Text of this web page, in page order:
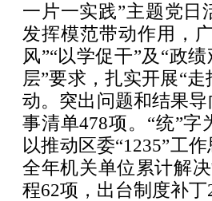
一片一实践”主题党日
发挥模范带动作用，
风”“以学促干”及“政
层”要求，扎实开展“
动。突出问题和结果
事清单478项。“统”
以推动区委“1235”工
全年机关单位累计解
程62项，出台制度补丁